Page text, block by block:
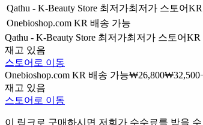
Qathu - K-Beauty Store 최저가최저가 스토어
Onebioshop.com KR 배송 가능
Qathu - K-Beauty Store 최저가최저가 스토어KR
재고 있음
스토어로 이동
Onebioshop.com KR 배송 가능₩26,800₩32,500
재고 있음
스토어로 이동
이 링크로 구매하시면 저희가 수수료를 받을